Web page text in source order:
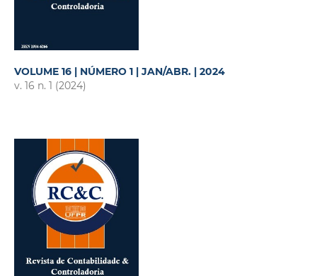
VOLUME 16 | NÚMERO 1 | JAN/ABR. | 2024
v. 16 n. 1 (2024)